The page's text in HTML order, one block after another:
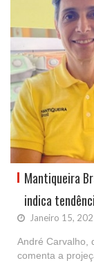
Mantiqueira
indica
Janeiro 15,
André Carvalho,
comenta a